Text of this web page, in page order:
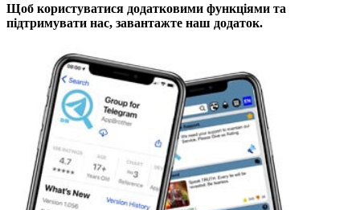
Щоб користуватися додатковими функціями та
підтримувати нас, завантажте наш додаток.